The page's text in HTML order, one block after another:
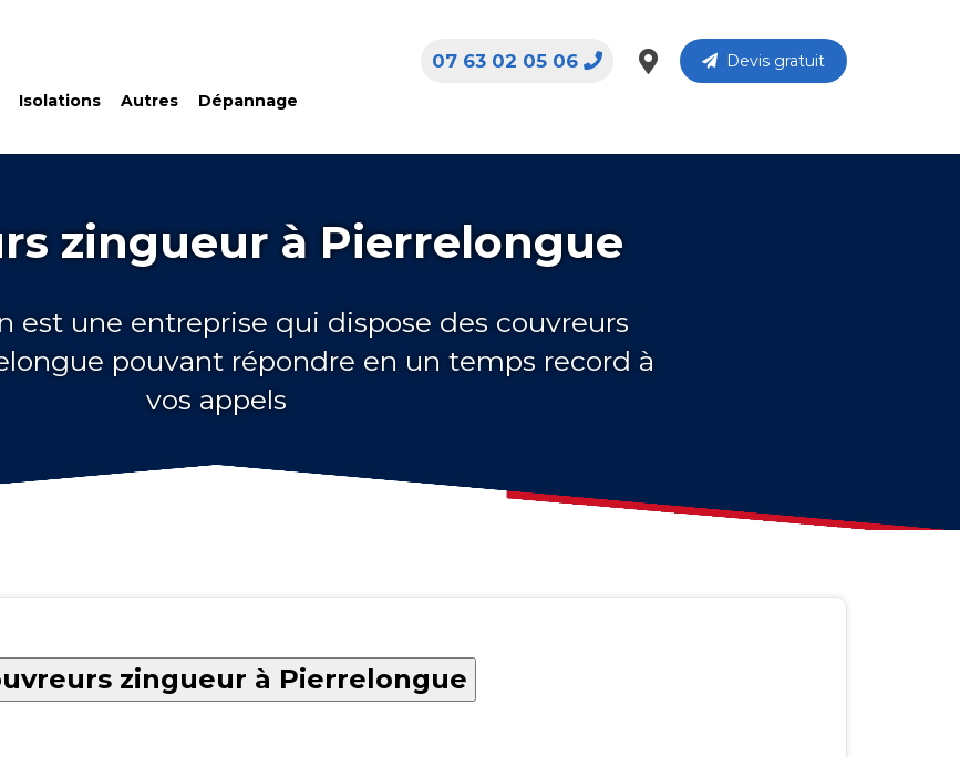
Isolations Autres Dépannage
Devis gratuit
07 63 02 05 06
zingueur à Pierrelongue
est une entreprise qui dispose des couvreurs
pouvant répondre en un temps record à
vos appels
zingueur à Pierrelongue